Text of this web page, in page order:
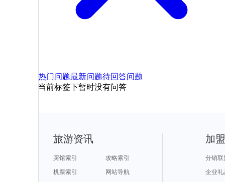
热门问题最新问题待回答问题
当前标签下暂时没有问答
旅游资讯
宾馆索引
攻略索引
机票索引
网站导航
加
分销联
企业礼